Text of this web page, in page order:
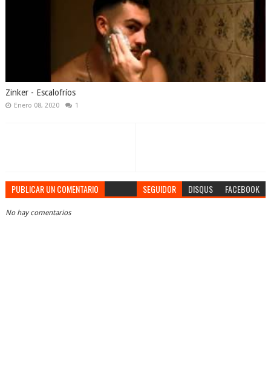
Zinker - Escalofríos
Enero 08, 2020 1
PUBLICAR UN COMENTARIO SEGUIDOR DISQUS FACEBOOK
No hay comentarios